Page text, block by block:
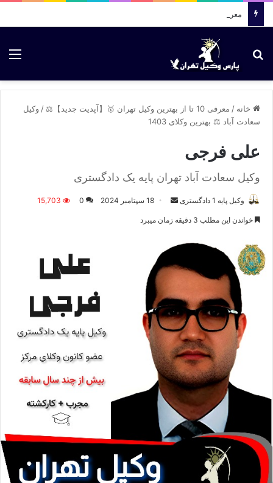
معرفی وکلا : 09036430283
جستجو برای
خانه / معرفی 10 تا از بهترین وکیل تهران 🥇【آپدیت جدید】⚖️ / وکیل
سعادت آباد ⚖️ بهترین وکلای 1403
علی فرجی
وکیل سعادت آباد تهران پایه یک دادگستری
وکیل پایه 1 دادگستری
ا
م
ی
ل
18 سپتامبر 2024 0
15,703
خواندن این مطلب 3 دقیقه زمان میبرد